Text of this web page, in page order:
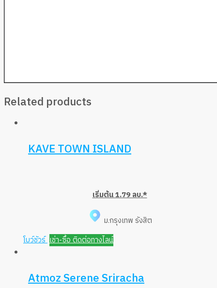
Related products
KAVE TOWN ISLAND
เริ่มต้น 1.79 ลบ.*
ม.กรุงเทพ รังสิต
โบว์ชัวร์เช่า-ซื้อ ติดต่อทางไลน์
Atmoz Serene Sriracha​